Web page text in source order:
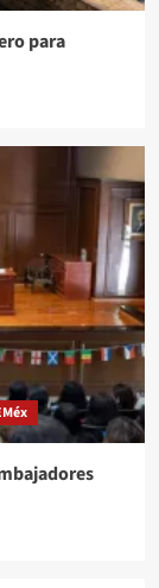
para